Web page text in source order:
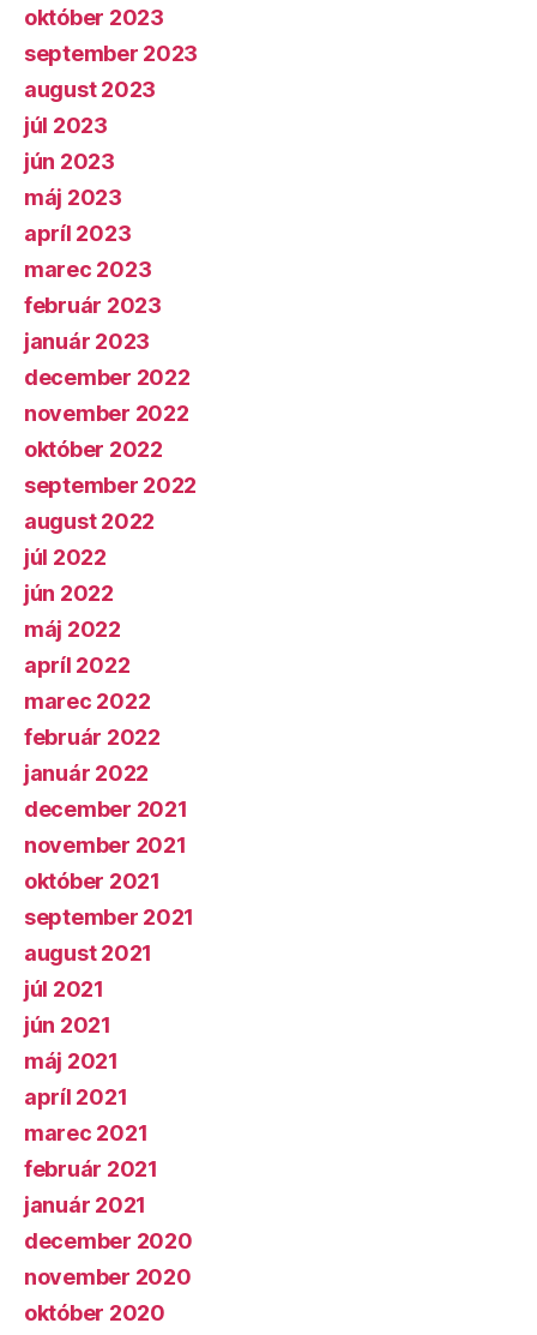
október 2023
september 2023
august 2023
júl 2023
jún 2023
máj 2023
apríl 2023
marec 2023
február 2023
január 2023
december 2022
november 2022
október 2022
september 2022
august 2022
júl 2022
jún 2022
máj 2022
apríl 2022
marec 2022
február 2022
január 2022
december 2021
november 2021
október 2021
september 2021
august 2021
júl 2021
jún 2021
máj 2021
apríl 2021
marec 2021
február 2021
január 2021
december 2020
november 2020
október 2020